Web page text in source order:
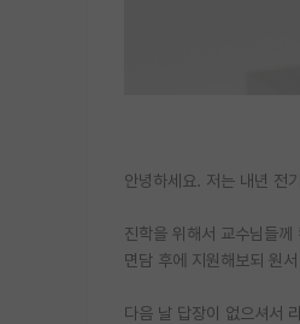
안녕하세요. 저는 내년 전
진학을 위해서 교수님들께
면담 후에 지원해보되 원
다음 날 답장이 없으셔서